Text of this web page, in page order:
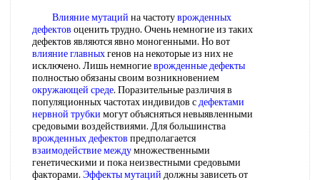
Влияние мутаций на частотуврожденных
дефектов оценить трудно. Очень немногие из таких
дефектов являются явно моногенными. Но вот
влияние главныхгенов на некоторые из них не
исключено. Лишь немногиеврожденные дефекты
полностью обязаны своим возникновением
окружающей среде. Поразительные различия в
популяционных частотах индивидов сдефектами
нервной трубки могут объясняться невыявленными
средовыми воздействиями. Для большинства
врожденных дефектов предполагается
взаимодействие междумножественными
генетическими и пока неизвестными средовыми
факторами. Эффекты мутаций должны зависеть от